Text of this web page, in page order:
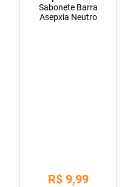
Sabonete Barra
Asepxia Neutro
R$ 9,99